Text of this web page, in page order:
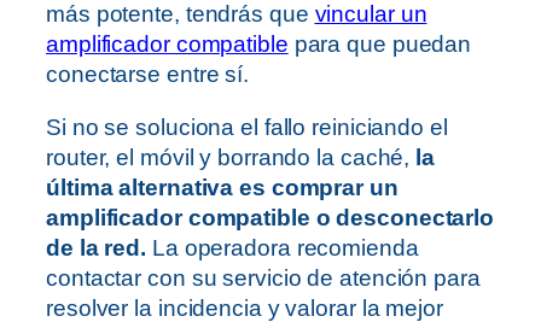
más potente, tendrás que vincular un
amplificador compatible para que puedan
conectarse entre sí.
Si no se soluciona el fallo reiniciando el
router, el móvil y borrando la caché, la
última alternativa es comprar un
amplificador compatible o desconectarlo
de la red. La operadora recomienda
contactar con su servicio de atención para
resolver la incidencia y valorar la mejor